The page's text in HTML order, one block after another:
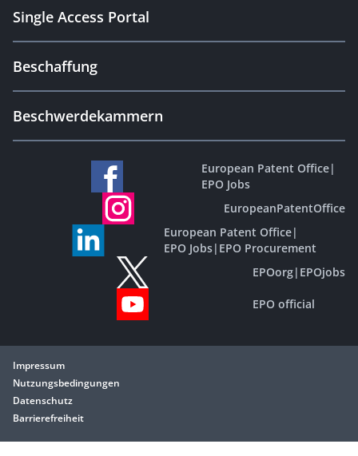
Single Access Portal
Beschaffung
Beschwerdekammern
European Patent Office|
EPO Jobs
EuropeanPatentOffice
European Patent Office|
EPO Jobs| EPO Procurement
EPOorg| EPOjobs
EPO official
Impressum
Nutzungsbedingungen
Datenschutz
Barrierefreiheit